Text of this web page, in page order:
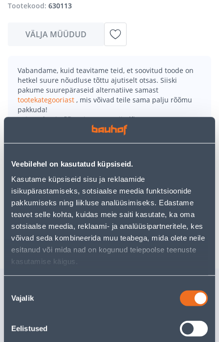
Veebilehel on kasutatud küpsiseid.
Kasutame küpsiseid sisu ja reklaamide
isikupärastamiseks, sotsiaalse meedia funktsioonide
pakkumiseks ning liikluse analüüsimiseks. Edastame
teavet selle kohta, kuidas meie saiti kasutate, ka oma
sotsiaalse meedia, reklaami- ja analüüsipartneritele, kes
võivad seda kombineerida muu teabega, mida olete neile
esitanud või mida nad on kogunud teiepoolse teenuste
kasutamise käigus.
valik
Vajalik
Eelistused
Tootekood: 630113
VÄLJA MÜÜDUD
Vabandame, kuid teavitame teid, et soovitud toode on
hetkel suure nõudluse tõttu ajutiselt otsas. Siiski
pakume suurepäraseid alternatiive samast
tootekategooriast , mis võivad teile sama palju rõõmu
pakkuda!
Teie ostlemisrõõm ei pea aga siin lõppema - oma
uurimistööd saate jätkata, naastes
kasutades meie võimsat otsingufunktsiooni, et leida
• 4 SMD + 3 CREE LED valgusallikatega töölamp.
• Valgusvoog 200 + 20 luumenit.
• Energiaallikas: 2 x AAA patareid
Tarne pole võimalik
LED
3W COB
MAGNET
.86 €
6.41 €